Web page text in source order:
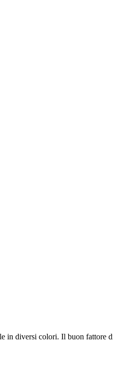
in diversi colori. Il buon fattore